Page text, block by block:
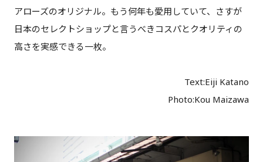
アローズのオリジナル。もう何年も愛用していて、さすが
日本のセレクトショップと言うべきコスパとクオリティの
高さを実感できる一枚。
Text:Eiji Katano
Photo:Kou Maizawa